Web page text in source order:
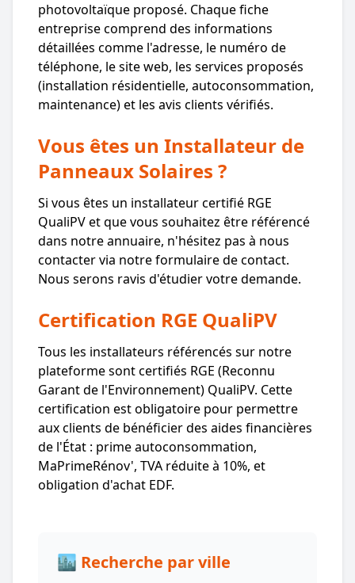
photovoltaïque proposé. Chaque fiche
entreprise comprend des informations
détaillées comme l'adresse, le numéro de
téléphone, le site web, les services proposés
(installation résidentielle, autoconsommation,
maintenance) et les avis clients vérifiés.
Vous êtes un Installateur de
Panneaux Solaires ?
Si vous êtes un installateur certifié RGE
QualiPV et que vous souhaitez être référencé
dans notre annuaire, n'hésitez pas à nous
contacter via notre formulaire de contact.
Nous serons ravis d'étudier votre demande.
Certification RGE QualiPV
Tous les installateurs référencés sur notre
plateforme sont certifiés RGE (Reconnu
Garant de l'Environnement) QualiPV. Cette
certification est obligatoire pour permettre
aux clients de bénéficier des aides financières
de l'État : prime autoconsommation,
MaPrimeRénov', TVA réduite à 10%, et
obligation d'achat EDF.
🏙️ Recherche par ville